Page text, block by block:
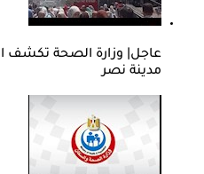
عاجل| وزارة الصحة تكشف
مدينة نصر